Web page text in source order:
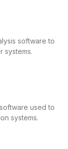
software to
systems.
used to
systems.